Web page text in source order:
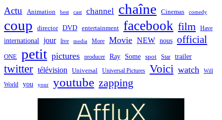
Actu Animation best cast channel chaîne Cinemas comedy
coup director DVD entertainment facebook film Have
international jour live media More Movie NEW nous official
ONE petit pictures producer Ray Some spot Star trailer
twitter télévision Universal Universal Pictures Voici watch Will
World you your youtube zapping